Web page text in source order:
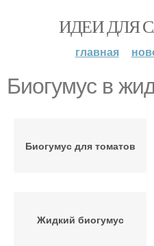
ИДЕИ ДЛЯ
главная
Биогумус в
Биогумус для томатов
Жидкий биогумус